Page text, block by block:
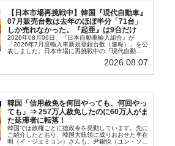
【日本市場再挑戦中】韓国『現代自動車』
07月販売台数は去年のほぼ半分「71台」
しか売れなかった。『起亜』は9台だけ
2026年08月06日、『日本自動車輸入組合』が
「2026年7月度輸入車新規登録台数（速報）」を公
表しました。日本市場に再挑戦中の『現代自動
台数はこの中に捉えられているはずです。先月から
2026.08.07
韓国「信用赦免を何回やっても、何回やっ
ても」⇒ 257万人赦免したのに60万人がま
た延滞者に転落！
韓国では政権ごとに徳政令を発動しています。先に
ご紹介したとおり、韓国大統領に成りおおせた李在
明（イ・ジェミョン）さんも、尹錫悦（ユン・ソギ